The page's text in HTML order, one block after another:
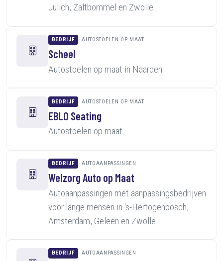
Jülich, Zaltbommel en Zwolle
BEDRIJF AUTOSTOELEN OP MAAT
Scheel
Autostoelen op maat in Naarden
BEDRIJF AUTOSTOELEN OP MAAT
EBLO Seating
Autostoelen op maat
BEDRIJF AUTOAANPASSINGEN
Welzorg Auto op Maat
Autoaanpassingen met aanpassingsbedrijven
voor lange mensen in 's-Hertogenbosch,
Amsterdam, Geleen en Zwolle
BEDRIJF AUTOAANPASSINGEN